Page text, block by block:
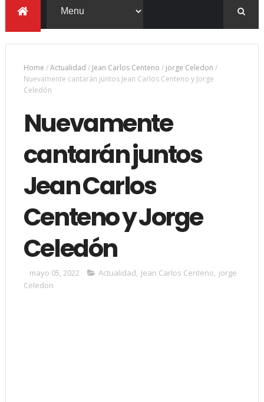
Home /Actualidad / Jean Carlos Centeno / jorge Celedon /
Nuevamente cantarán juntos Jean Carlos Centeno y Jorge
Celedón
Nuevamente
cantarán juntos
Jean Carlos
Centeno y Jorge
Celedón
mayo 05, 2022 Actualidad, Jean Carlos Centeno, jorge
Celedon